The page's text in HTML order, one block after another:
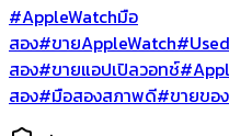
#AppleWatchมือ
สอง#ขายAppleWatch
สอง#ขายแอปเปิลวอทช์
สอง#มือสองสภาพดี#ขายขอ